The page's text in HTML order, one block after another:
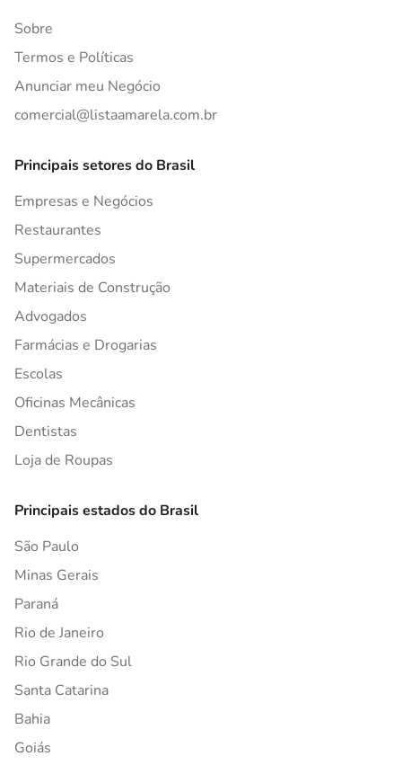
Sobre
Termos e Políticas
Anunciar meu Negócio
comercial@listaamarela.com.br
Principais setores do Brasil
Empresas e Negócios
Restaurantes
Supermercados
Materiais de Construção
Advogados
Farmácias e Drogarias
Escolas
Oficinas Mecânicas
Dentistas
Loja de Roupas
Principais estados do Brasil
São Paulo
Minas Gerais
Paraná
Rio de Janeiro
Rio Grande do Sul
Santa Catarina
Bahia
Goiás